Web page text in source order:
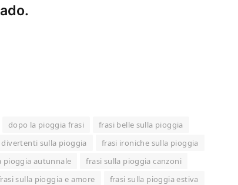
dopo la pioggia frasi
frasi belle sulla pioggia
sulla pioggia
frasi ironiche sulla pioggia
pioggia autunnale
frasi sulla pioggia canzoni
sulla pioggia e amore frasi sulla pioggia estiva